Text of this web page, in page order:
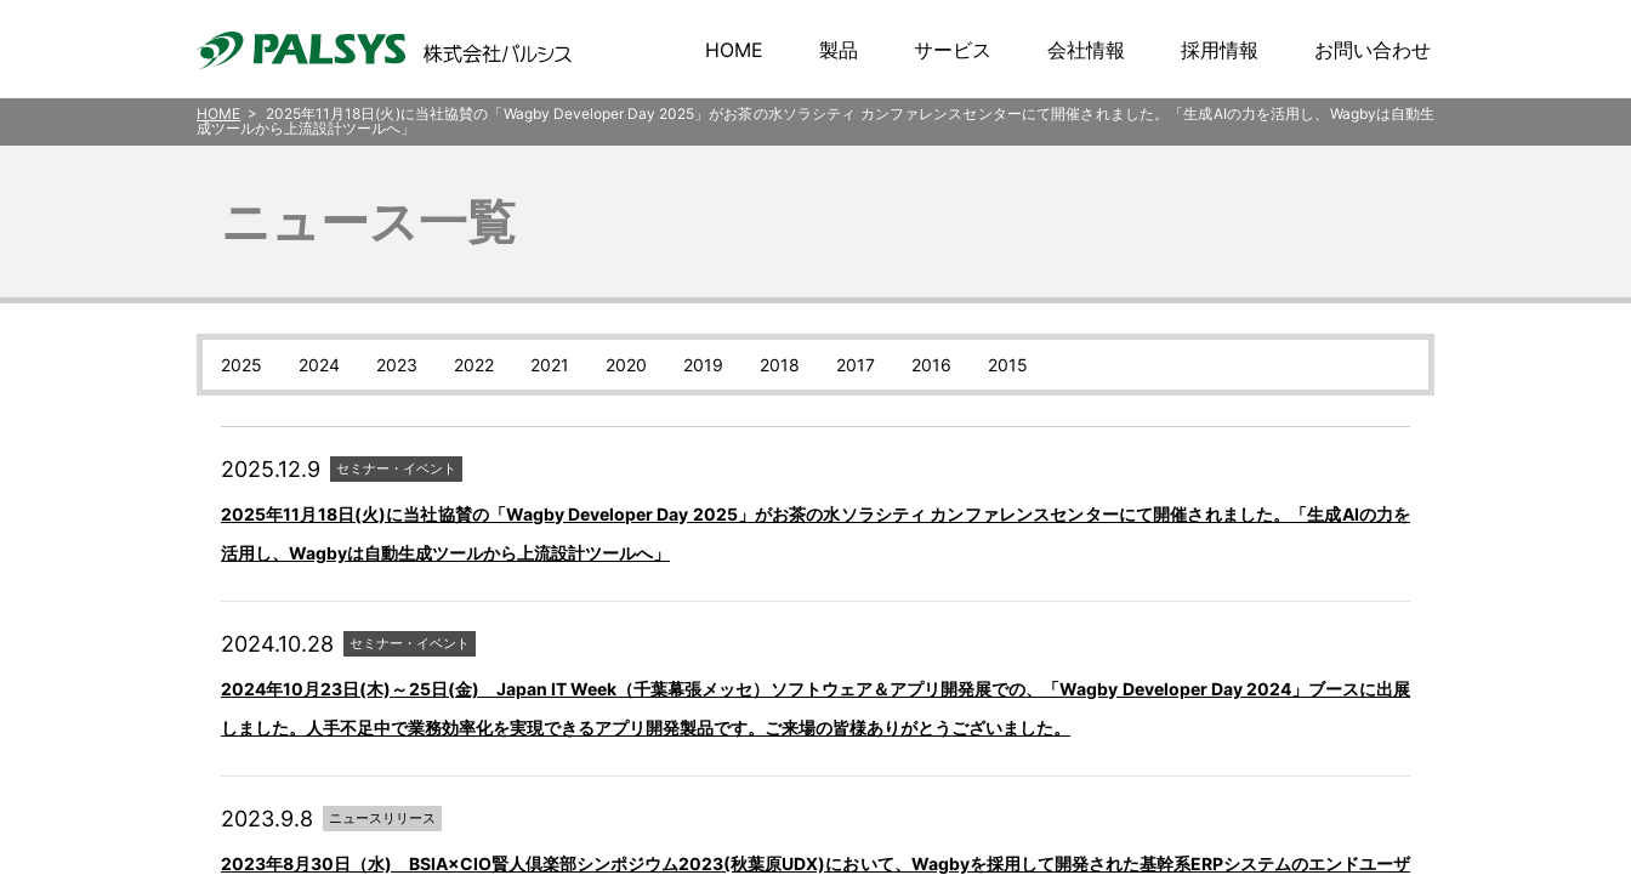
HOME 製品 サービス 会社情報 採用情報 お問い合わせ
HOME > 2025年11月18日(火)に当社協賛の「Wagby Developer Day 2025」がお茶の水ソラシティ カンファレンスセンターにて開催されました。「生成AIの力を活用し、Wagbyは⾃動⽣
成ツールから上流設計ツールへ」
ニュース一覧
2025 2024 2023 2022 2021 2020 2019 2018 2017 2016 2015
2025.12.9 セミナー・イベント
2025年11月18日(火)に当社協賛の「Wagby Developer Day 2025」がお茶の水ソラシティ カンファレンスセンターにて開催されました。「生成AIの力を
活用し、Wagbyは⾃動⽣成ツールから上流設計ツールへ」
2024.10.28 セミナー・イベント
2024年10月23日(木)～25日(金) Japan IT Week（千葉幕張メッセ）ソフトウェア＆アプリ開発展での、「Wagby Developer Day 2024」ブースに出展
しました。人手不足中で業務効率化を実現できるアプリ開発製品です。ご来場の皆様ありがとうございました。
2023.9.8 ニュースリリース
2023年8月30日（水) BSIA×CIO賢人倶楽部シンポジウム2023(秋葉原UDX)において、Wagbyを採用して開発された基幹系ERPシステムのエンドユーザ